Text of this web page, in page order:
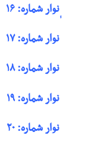
ٖنوار شماره: ۱۶
نوار شماره: ۱۷
نوار شماره: ۱۸
نوار شماره: ۱۹
نوار شماره: ۲۰